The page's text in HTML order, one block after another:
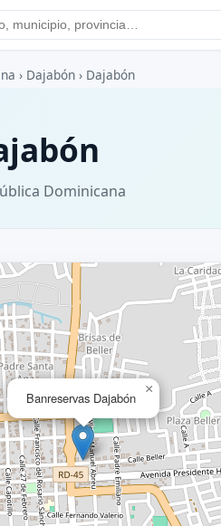
› Dajabón › Dajabón
Dominicana
Banreservas Dajabón
×